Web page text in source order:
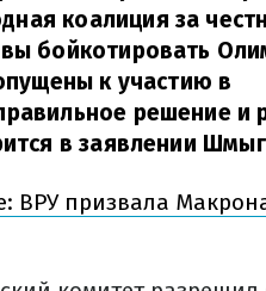
коалиция за
бойкотировать
к участию в
решение и
в заявлении
ВРУ призвала